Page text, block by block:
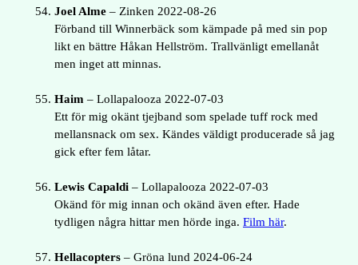
Joel Alme – Zinken 2022-08-26
Förband till Winnerbäck som kämpade på med sin pop
likt en bättre Håkan Hellström. Trallvänligt emellanåt
men inget att minnas.
Haim – Lollapalooza 2022-07-03
Ett för mig okänt tjejband som spelade tuff rock med
mellansnack om sex. Kändes väldigt producerade så jag
gick efter fem låtar.
Lewis Capaldi – Lollapalooza 2022-07-03
Okänd för mig innan och okänd även efter. Hade
tydligen några hittar men hörde inga. Film här.
Hellacopters – Gröna lund 2024-06-24